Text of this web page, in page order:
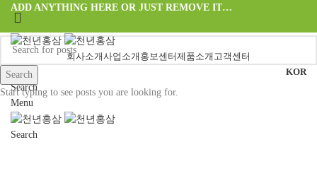
ADD ANYTHING HERE OR JUST REMOVE IT…
회사소개사업소개 홍보센터제품소개 고객센터
KOR
Search
Menu
Search
Search
Start typing to see posts you are looking for.